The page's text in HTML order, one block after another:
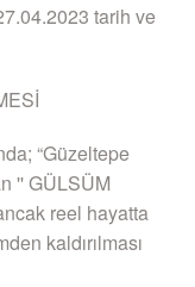
tarih ve
“Güzeltepe
'' GÜLSÜM
reel hayatta
kaldırılması